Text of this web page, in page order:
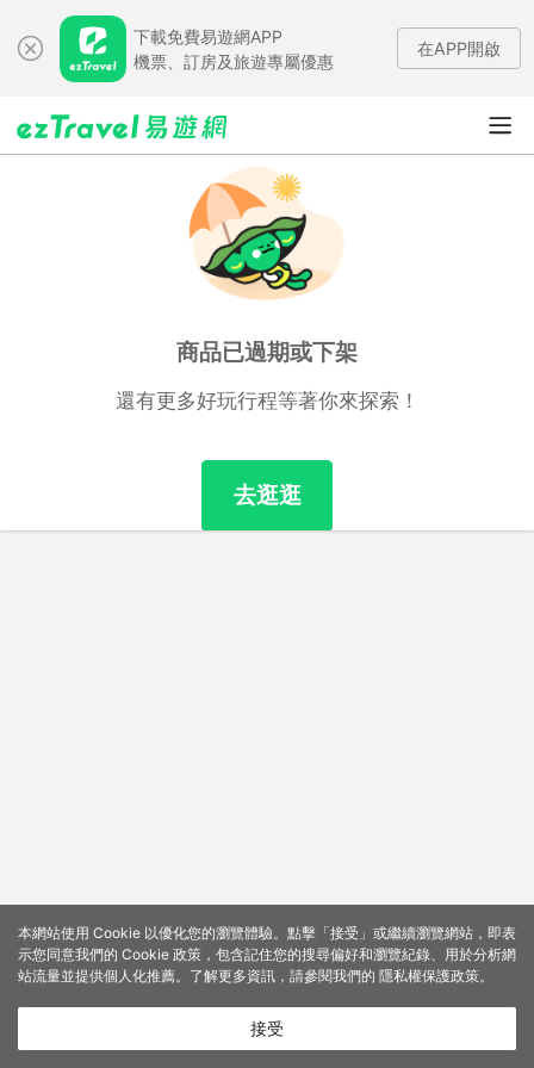
下載免費易遊網APP
機票、訂房及旅遊專屬優惠
在APP開啟
商品已過期或下架
還有更多好玩行程等著你來探索！
去逛逛
本網站使用 Cookie 以優化您的瀏覽體驗。點擊「接受」或繼續瀏覽網站，即表
示您同意我們的 Cookie 政策，包含記住您的搜尋偏好和瀏覽紀錄、用於分析網
站流量並提供個人化推薦。了解更多資訊，請參閱我們的 隱私權保護政策。
接受